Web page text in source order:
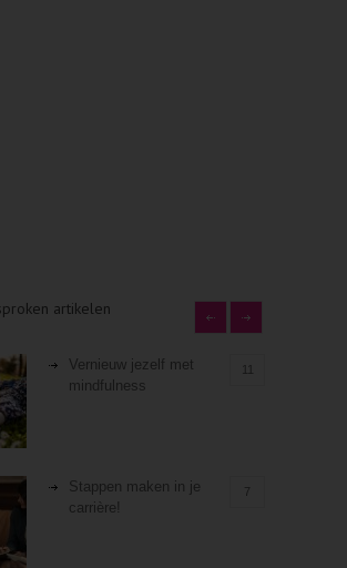
artikelen
Vernieuw jezelf met
mindfulness
Stappen maken in je
carrière!
7